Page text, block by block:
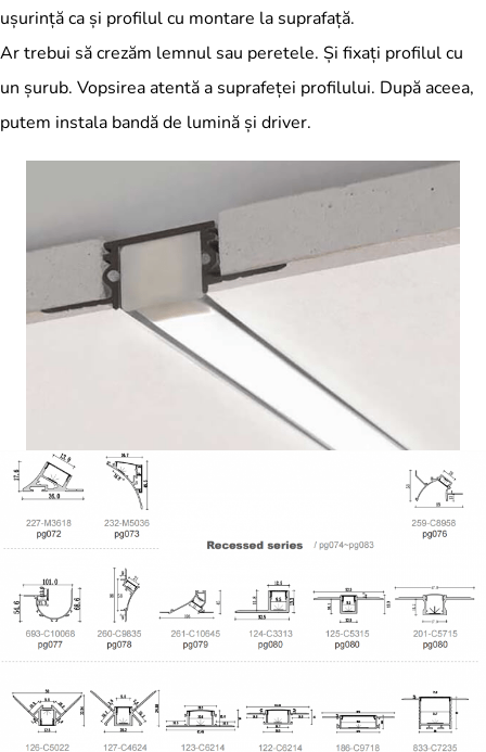
ușurință ca și profilul cu montare la suprafață.
Ar trebui să crezăm lemnul sau peretele. Și fixați profilul cu
un șurub. Vopsirea atentă a suprafeței profilului. După aceea,
putem instala bandă de lumină și driver.